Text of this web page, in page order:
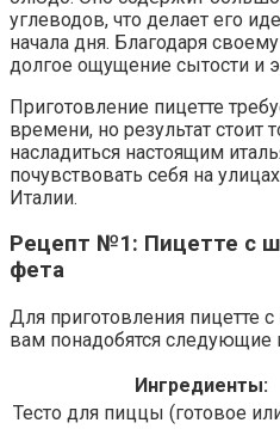
углеводов, что делает его
начала дня. Благодаря
долгое ощущение сытости и
Приготовление пицетте
времени, но результат стоит
насладиться настоящим
почувствовать себя на
Италии.
Рецепт №1: Пицетте с
фета
Для приготовления пицетте
вам понадобятся следующие
Ингредиенты:
Тесто для пиццы (готовое